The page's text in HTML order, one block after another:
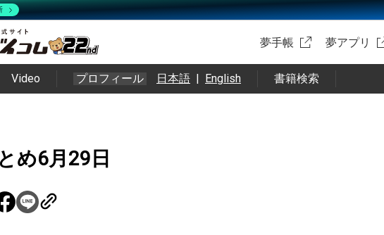
夢手帳 夢アプリ
Video プロフィール 日本語 | English 書籍検索
め6月29日